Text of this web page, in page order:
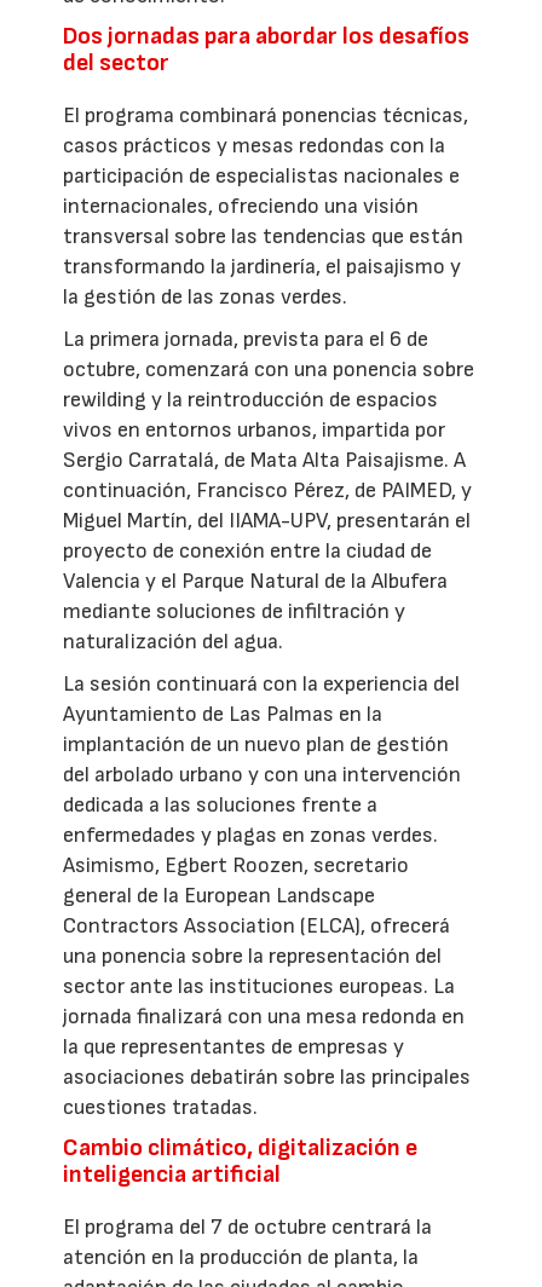
Dos jornadas para abordar los desafíos
del sector
El programa combinará ponencias técnicas,
casos prácticos y mesas redondas con la
participación de especialistas nacionales e
internacionales, ofreciendo una visión
transversal sobre las tendencias que están
transformando la jardinería, el paisajismo y
la gestión de las zonas verdes.
La primera jornada, prevista para el 6 de
octubre, comenzará con una ponencia sobre
rewilding y la reintroducción de espacios
vivos en entornos urbanos, impartida por
Sergio Carratalá, de Mata Alta Paisajisme. A
continuación, Francisco Pérez, de PAIMED, y
Miguel Martín, del IIAMA-UPV, presentarán el
proyecto de conexión entre la ciudad de
Valencia y el Parque Natural de la Albufera
mediante soluciones de infiltración y
naturalización del agua.
La sesión continuará con la experiencia del
Ayuntamiento de Las Palmas en la
implantación de un nuevo plan de gestión
del arbolado urbano y con una intervención
dedicada a las soluciones frente a
enfermedades y plagas en zonas verdes.
Asimismo, Egbert Roozen, secretario
general de la European Landscape
Contractors Association (ELCA), ofrecerá
una ponencia sobre la representación del
sector ante las instituciones europeas. La
jornada finalizará con una mesa redonda en
la que representantes de empresas y
asociaciones debatirán sobre las principales
cuestiones tratadas.
Cambio climático, digitalización e
inteligencia artificial
El programa del 7 de octubre centrará la
atención en la producción de planta, la